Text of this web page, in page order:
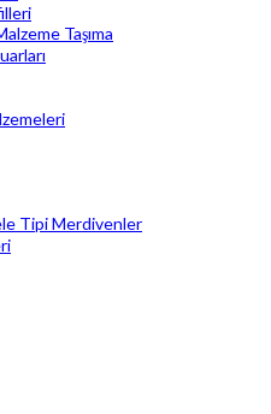
Taşıma
Tipi Merdivenler